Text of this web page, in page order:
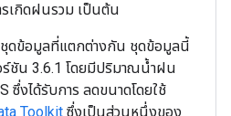
เกิดฝนรวม เป็นต้น
ดข้อมูลที่แตกต่างกัน ชุดข้อมูลนี้
ร์ชัน 3.6.1 โดยมีปริมาณน้ำฝน
ซึ่งได้รับการ ลดขนาดโดยใช้
Toolkit ซึ่งเป็นส่วนหนึ่งของ